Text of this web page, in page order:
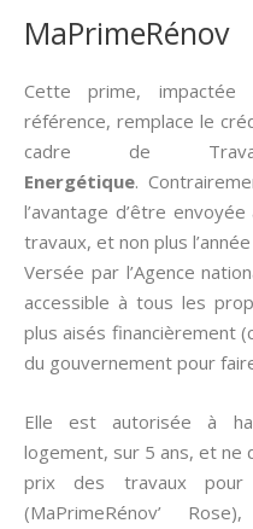
MaPrimeRénov
Cette prime,
référence, remplace le
cadre de
Energétique.
l’avantage d’être
travaux, et non plus
Versée par l’Agence
accessible à tous les
plus aisés financièrement
du gouvernement pour
Elle est autorisée à
logement, sur 5 ans, et ne
prix des travaux
(MaPrimeRénov’